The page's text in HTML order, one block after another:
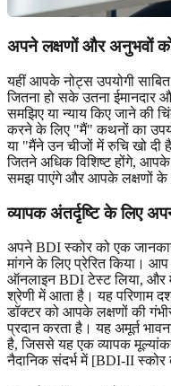
अपने लक्षणों और अनुभवों
यहीं आपके नोट्स उपयोगी
जितना हो सके उतना ईमानदार
समझिए या न्याय किए जाने की
करने के लिए "मैं" कथनों का
या "मैंने उन चीजों में रुचि खो
जितने अधिक विशिष्ट होंगे,
समझ पाएंगे और आपके लक्षणों के
व्यापक अंतर्दृष्टि के लिए
अपने BDI स्कोर को एक
मांगने के लिए प्रेरित किया।
ऑनलाइन BDI टेस्ट लिया, और
श्रेणी में आता है। यह परिणाम
डॉक्टर को आपके लक्षणों की
प्रदान करता है। यह अमूर्त
है, जिससे यह एक व्यापक
नैदानिक संदर्भ में [BDI-II स्कोर